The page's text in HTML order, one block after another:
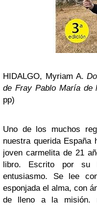
HIDALGO, Myriam A.
de Fray Pablo María de
pp)
Uno de los muchos
nuestra querida
joven carmelita de 21
libro. Escrito por su
entusiasmo. Se lee
esponjada el alma, con
de lleno a la misión.